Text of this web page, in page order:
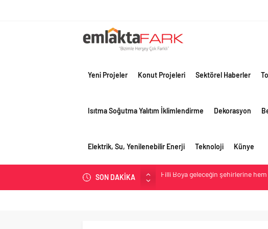
Yeni Projeler Konut Projeleri Sektörel Haberler
Isıtma Soğutma Yalıtım İklimlendirme Dekorasyon
Elektrik, Su, Yenilenebilir Enerji Teknoloji Künye
SON DAKİKA
Tosyalı’nın döngüsel üretim